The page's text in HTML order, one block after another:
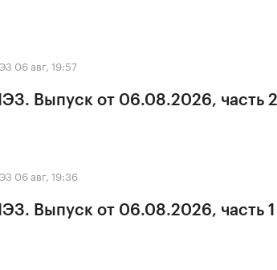
06 авг, 19:57
Выпуск от 06.08.2026, часть 2
06 авг, 19:36
Выпуск от 06.08.2026, часть 1